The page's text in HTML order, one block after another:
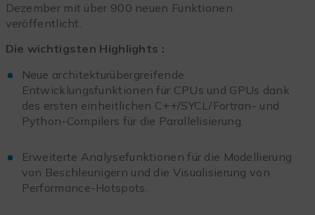
Dezember mit über 900 neuen Funktionen
veröffentlicht.
Die wichtigsten Highlights :
Neue architekturübergreifende
Entwicklungsfunktionen für CPUs und GPUs dank
des ersten einheitlichen C++/SYCL/Fortran- und
Python-Compilers für die Parallelisierung.
Erweiterte Analysefunktionen für die Modellierung
von Beschleunigern und die Visualisierung von
Performance-Hotspots.